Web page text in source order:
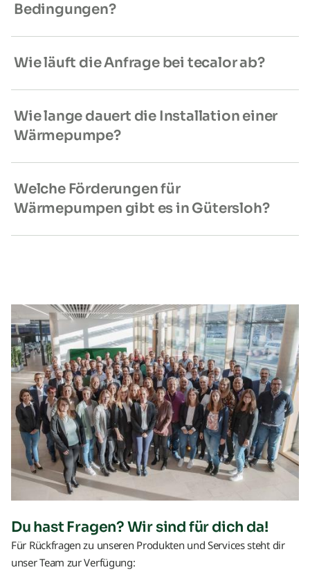
Bedingungen?
Wie läuft die Anfrage bei tecalor ab?
Wie lange dauert die Installation einer
Wärmepumpe?
Welche Förderungen für
Wärmepumpen gibt es in Gütersloh?
Du hast Fragen? Wir sind für dich da!
Für Rückfragen zu unseren Produkten und Services steht dir
unser Team zur Verfügung: